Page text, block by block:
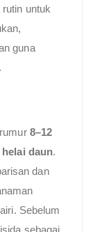
untuk
guna
8–12
helai daun.
dan
Sebelum
sebagai